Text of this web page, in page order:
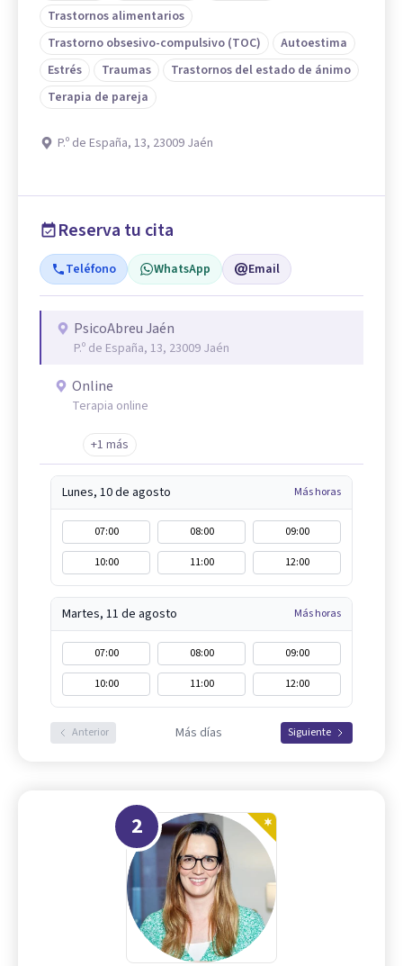
Trastornos alimentarios
Trastorno obsesivo-compulsivo (TOC)
Autoestima
Estrés
Traumas
Trastornos del estado de ánimo
Terapia de pareja
P.º de España, 13, 23009 Jaén
Reserva tu cita
Teléfono WhatsApp Email
PsicoAbreu Jaén
P.º de España, 13, 23009 Jaén
Online
Terapia online
+1 más
Lunes, 10 de agosto Más horas
07:00 08:00
09:00
10:00
11:00 12:00
Martes, 11 de agosto Más horas
07:00 08:00
09:00
10:00
11:00 12:00
Anterior Más días Siguiente
2